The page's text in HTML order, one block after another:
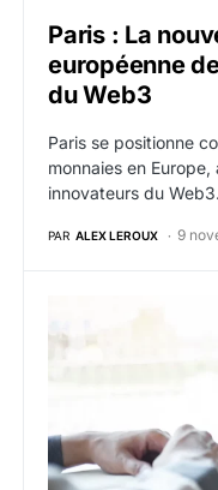
Paris : La
européenne
du Web3
Paris se positionne
monnaies en
innovateurs du Web3.
PAR ALEX LEROUX 9
Offres d’emploi